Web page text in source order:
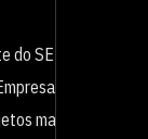
do SEBRAE
“O design
mais coesos e